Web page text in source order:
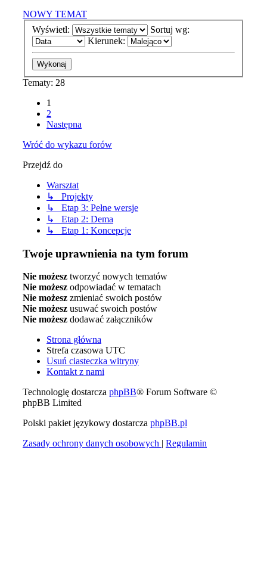
NOWY TEMAT
Wyświetl:
Sortuj wg:
Kierunek:
Tematy: 28
1
2
Następna
Wróć do wykazu forów
Przejdź do
Warsztat
↳ Projekty
↳ Etap 3: Pełne wersje
↳ Etap 2: Dema
↳ Etap 1: Koncepcje
Twoje uprawnienia na tym forum
Nie możesz tworzyć nowych tematów
Nie możesz odpowiadać w tematach
Nie możesz zmieniać swoich postów
Nie możesz usuwać swoich postów
Nie możesz dodawać załączników
Strona główna
Strefa czasowa UTC
Usuń ciasteczka witryny
Kontakt z nami
Technologię dostarcza phpBB® Forum Software ©
phpBB Limited
Polski pakiet językowy dostarcza phpBB.pl
Zasady ochrony danych osobowych | Regulamin